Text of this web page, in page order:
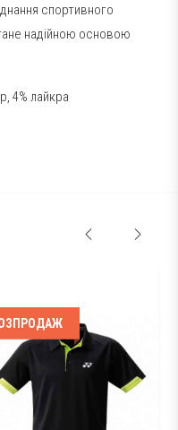
спортивного
надійною основою
4% лайкра